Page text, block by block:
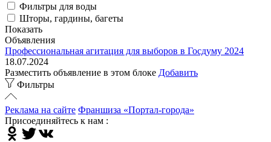
Фильтры для воды
Шторы, гардины, багеты
Показать
Объявления
Профессиональная агитация для выборов в Госдуму 2024
18.07.2024
Разместить объявление в этом блоке Добавить
Фильтры
Реклама на сайте Франшиза «Портал-города»
Присоединяйтесь к нам :